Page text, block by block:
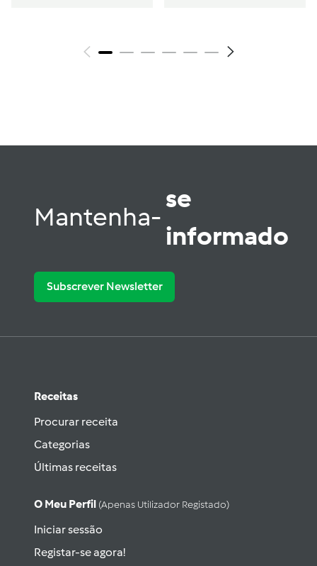
Mantenha-
se
informado
Subscrever Newsletter
Receitas
Procurar receita
Categorias
Últimas receitas
O Meu Perfil (apenas Utilizador Registado)
Iniciar sessão
Registar-se agora!